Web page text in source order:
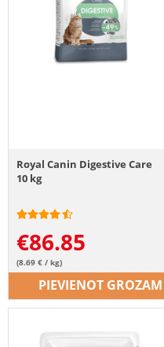
Royal Canin Digestive Care
10 kg
€86.85
(8.69 € / kg)
PIEVIENOT GROZAM